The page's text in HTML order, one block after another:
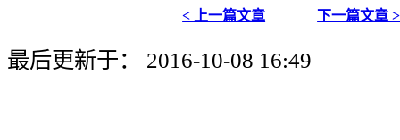
< 上一篇文章 下一篇文章 >
最后更新于： 2016-10-08 16:49